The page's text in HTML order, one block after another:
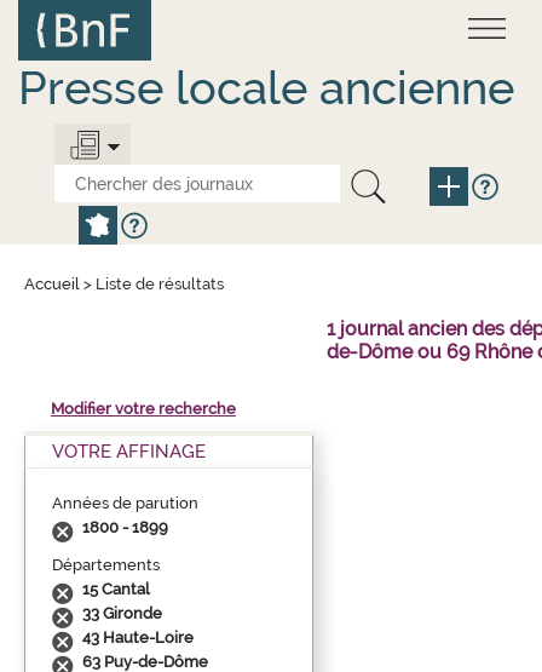
contenu
principal
Presse locale ancienne
Accueil > Liste de résultats
1 journal ancien des
de-Dôme ou 69 Rhône
Modifier votre recherche
VOTRE AFFINAGE
Années de parution
1800 - 1899
Départements
15 Cantal
33 Gironde
43 Haute-Loire
63 Puy-de-Dôme
Panneau de gestion des cookies